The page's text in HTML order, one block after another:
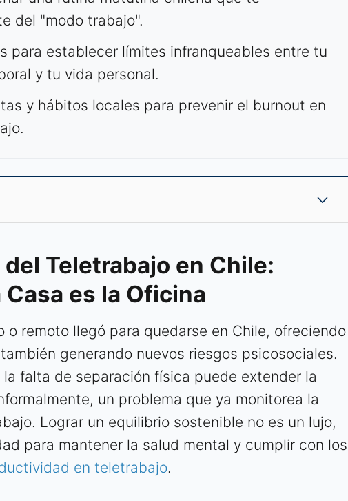
del "modo trabajo".
para establecer límites infranqueables entre tu
y tu vida personal.
y hábitos locales para prevenir el burnout en
del Teletrabajo en Chile:
es la Oficina
o remoto llegó para quedarse en Chile, ofreciendo
generando nuevos riesgos psicosociales.
falta de separación física puede extender la
un problema que ya monitorea la
Lograr un equilibrio sostenible no es un lujo,
para mantener la salud mental y cumplir con los
en teletrabajo.